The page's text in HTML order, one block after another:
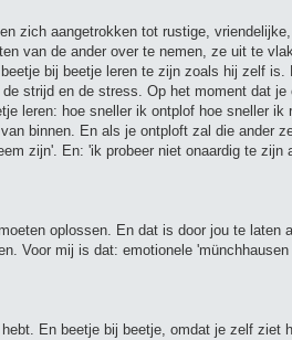
zich aangetrokken tot rustige,
van de ander over te nemen, ze uit te
bij beetje leren te zijn zoals hij zelf
strijd en de stress. Op het moment dat
leren: hoe sneller ik ontplof hoe sneller
binnen. En als je ontploft zal die ander
zijn'. En: 'ik probeer niet onaardig te
oplossen. En dat is door jou te laten
Voor mij is dat: emotionele
En beetje bij beetje, omdat je zelf ziet